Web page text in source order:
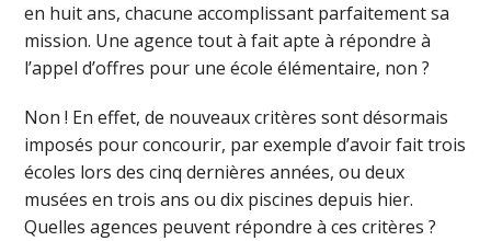
en huit ans, chacune accomplissant parfaitement sa
mission. Une agence tout à fait apte à répondre à
l’appel d’offres pour une école élémentaire, non ?
Non ! En effet, de nouveaux critères sont désormais
imposés pour concourir, par exemple d’avoir fait trois
écoles lors des cinq dernières années, ou deux
musées en trois ans ou dix piscines depuis hier.
Quelles agences peuvent répondre à ces critères ?